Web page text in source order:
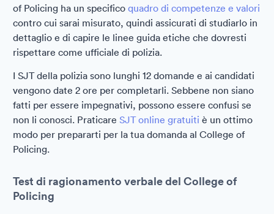
of Policing ha un specifico quadro di competenze e valori
contro cui sarai misurato, quindi assicurati di studiarlo in
dettaglio e di capire le linee guida etiche che dovresti
rispettare come ufficiale di polizia.
I SJT della polizia sono lunghi 12 domande e ai candidati
vengono date 2 ore per completarli. Sebbene non siano
fatti per essere impegnativi, possono essere confusi se
non li conosci. Praticare SJT online gratuiti è un ottimo
modo per prepararti per la tua domanda al College of
Policing.
Test di ragionamento verbale del College of
Policing